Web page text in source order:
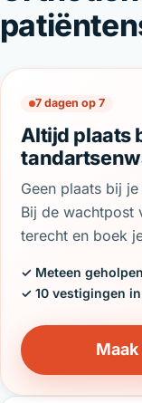
7 dagen op 7
Altijd plaats
Geen plaats bij
Bij de wachtpost
terecht en boek
✓ Meteen
✓ 10 vestigingen